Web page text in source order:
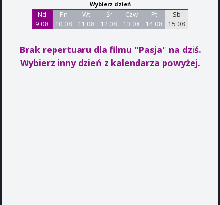
Wybierz dzień
Nd
9 08
Pn
10 08
Wt
11 08
Śr
12 08
Czw
13 08
Pt
14 08
Sb
15 08
Brak repertuaru dla filmu "Pasja" na dziś.
Wybierz inny dzień z kalendarza powyżej.